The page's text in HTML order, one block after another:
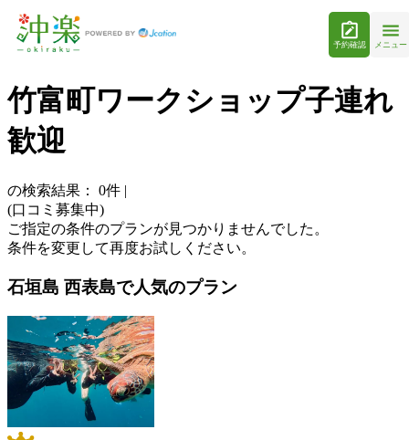
予約確認 メニュー
竹富町ワークショップ子連れ
歓迎
の検索結果： 0件 |
(口コミ募集中)
ご指定の条件のプランが見つかりませんでした。
条件を変更して再度お試しください。
石垣島 西表島で人気のプラン